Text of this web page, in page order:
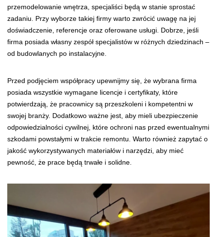
przemodelowanie wnętrza, specjaliści będą w stanie sprostać
zadaniu. Przy wyborze takiej firmy warto zwrócić uwagę na jej
doświadczenie, referencje oraz oferowane usługi. Dobrze, jeśli
firma posiada własny zespół specjalistów w różnych dziedzinach –
od budowlanych po instalacyjne.
Przed podjęciem współpracy upewnijmy się, że wybrana firma
posiada wszystkie wymagane licencje i certyfikaty, które
potwierdzają, że pracownicy są przeszkoleni i kompetentni w
swojej branży. Dodatkowo ważne jest, aby mieli ubezpieczenie
odpowiedzialności cywilnej, które ochroni nas przed ewentualnymi
szkodami powstałymi w trakcie remontu. Warto również zapytać o
jakość wykorzystywanych materiałów i narzędzi, aby mieć
pewność, że prace będą trwałe i solidne.